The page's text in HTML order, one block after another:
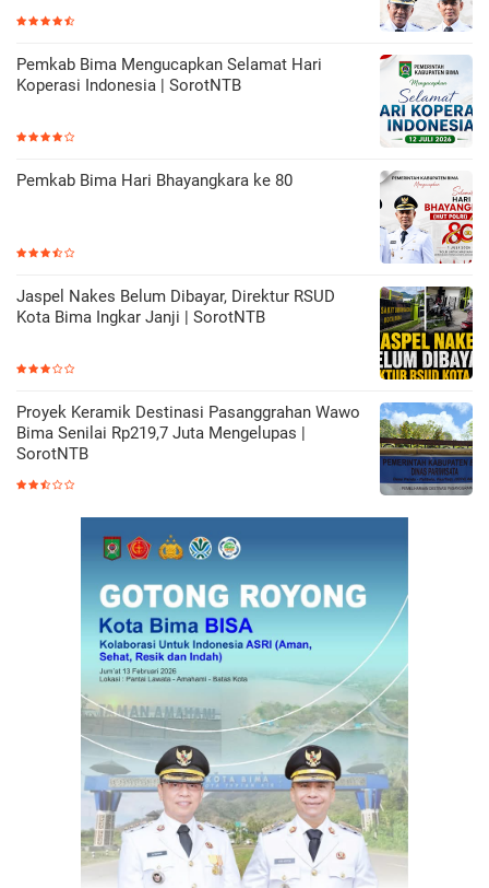
Pemkab Bima Mengucapkan Selamat Hari
Koperasi Indonesia | SorotNTB
Pemkab Bima Hari Bhayangkara ke 80
Jaspel Nakes Belum Dibayar, Direktur RSUD
Kota Bima Ingkar Janji | SorotNTB
Proyek Keramik Destinasi Pasanggrahan Wawo
Bima Senilai Rp219,7 Juta Mengelupas |
SorotNTB